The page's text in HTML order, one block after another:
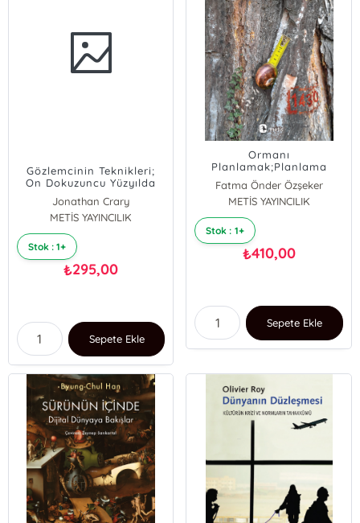
Gözlemcinin Teknikleri;
On Dokuzuncu Yüzyılda
Görme ve Modernite
Jonathan Crary
METİS YAYINCILIK
Stok : 1+
₺295,00
Sepete Ekle
Ormanı
Planlamak;Planlama
Aklının Bir Eleştirisi
Fatma Önder Özşeker
METİS YAYINCILIK
Stok : 1+
₺410,00
Sepete Ekle